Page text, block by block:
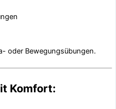
oder Bewegungsübungen.
Komfort: